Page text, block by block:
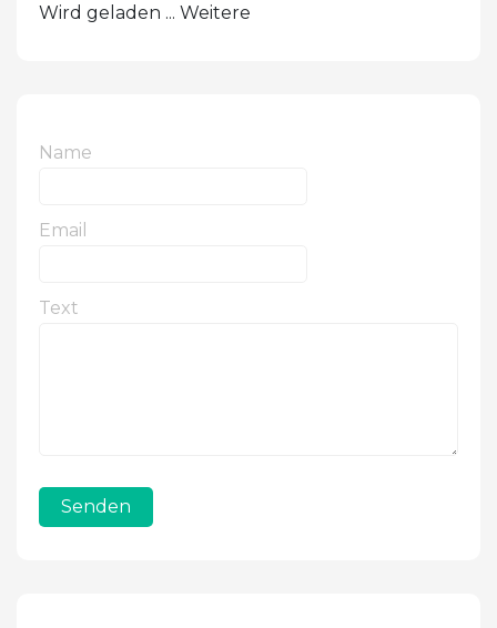
Wird geladen ... Weitere
Name
Email
Text
Senden